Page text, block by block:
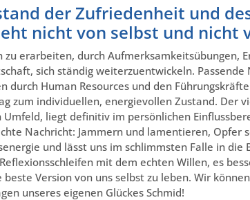
der Zufriedenheit und
nicht von selbst und nicht
zu erarbeiten, durch Aufmerksamkeitsübungen,
sich ständig weiterzuentwickeln.
durch Human Resources und den
zum individuellen, energievollen Zustand. Der
liegt definitiv im persönlichen
Nachricht: Jammern und lamentieren, Opfer
und lässt uns im schlimmsten Falle in
mit dem echten Willen, es
beste Version von uns selbst zu leben. Wir
unseres eigenen Glückes Schmid!